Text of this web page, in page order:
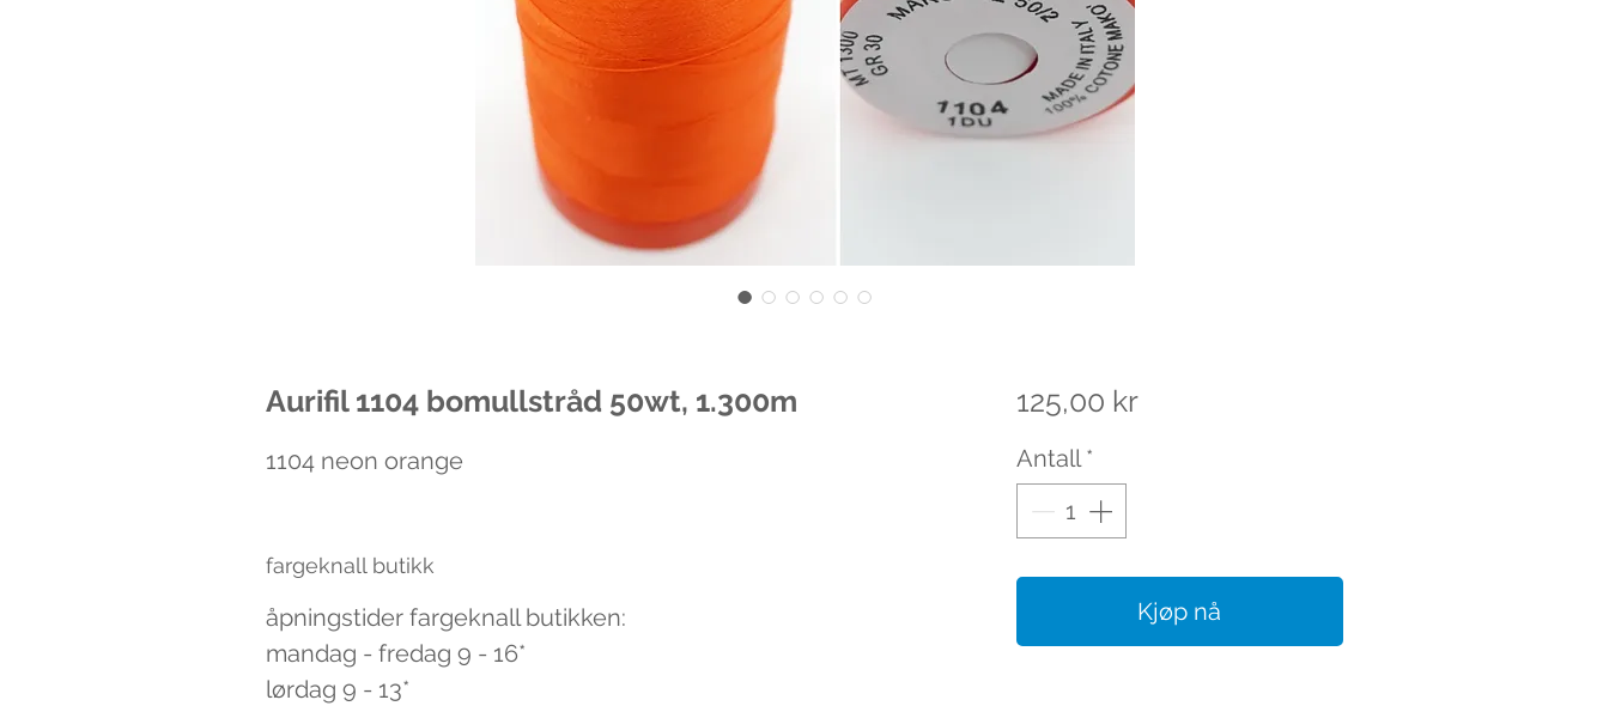
Aurifil 1104 bomullstråd 50wt, 1.300m
1104 neon orange
fargeknall butikk
åpningstider fargeknall butikken:
mandag - fredag 9 - 16*
lørdag 9 - 13*
125,00 krPris
Antall *
Kjøp nå